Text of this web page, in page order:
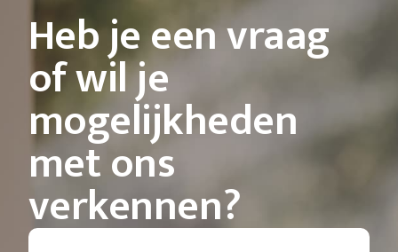
Over Ons
Heb je een vraag
of wil je
mogelijkheden
met ons
verkennen?